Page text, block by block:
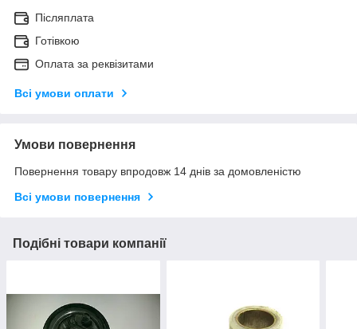
Післяплата
Готівкою
Оплата за реквізитами
Всі умови оплати
Умови повернення
Повернення товару впродовж 14 днів за домовленістю
Всі умови повернення
Подібні товари компанії